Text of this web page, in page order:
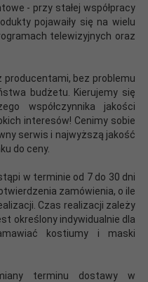
- przy stałej współpracy
pojawaiły się na wielu
telewizyjnych oraz
producentami, bez problemu
budżetu. Kierujemy się
współczynnika jakości
interesów! Cenimy sobie
serwis i najwyższą jakość
do ceny.
w terminie od 7 do 30 dni
zamówienia, o ile
Czas realizacji zależy
określony indywidualnie dla
kostiumy i maski
terminu dostawy w